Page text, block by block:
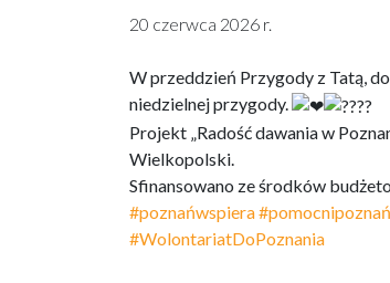
20 czerwca 2026 r.
W przeddzień Przygody z Tatą,
niedzielnej przygody.
Projekt „Radość dawania w
Wielkopolski.
Sfinansowano ze środków
#poznańwspiera#pomocnipoznań
#WolontariatDoPoznania